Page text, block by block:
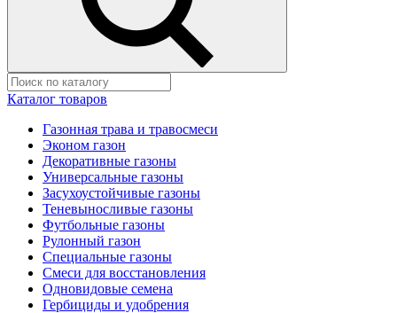
Каталог товаров
Газонная трава и травосмеси
Эконом газон
Декоративные газоны
Универсальные газоны
Засухоустойчивые газоны
Теневыносливые газоны
Футбольные газоны
Рулонный газон
Специальные газоны
Смеси для восстановления
Одновидовые семена
Гербициды и удобрения